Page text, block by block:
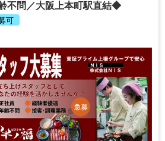
不問／大阪上本町駅直結◆
可